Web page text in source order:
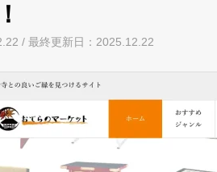
/ 最終更新日：2025.12.22